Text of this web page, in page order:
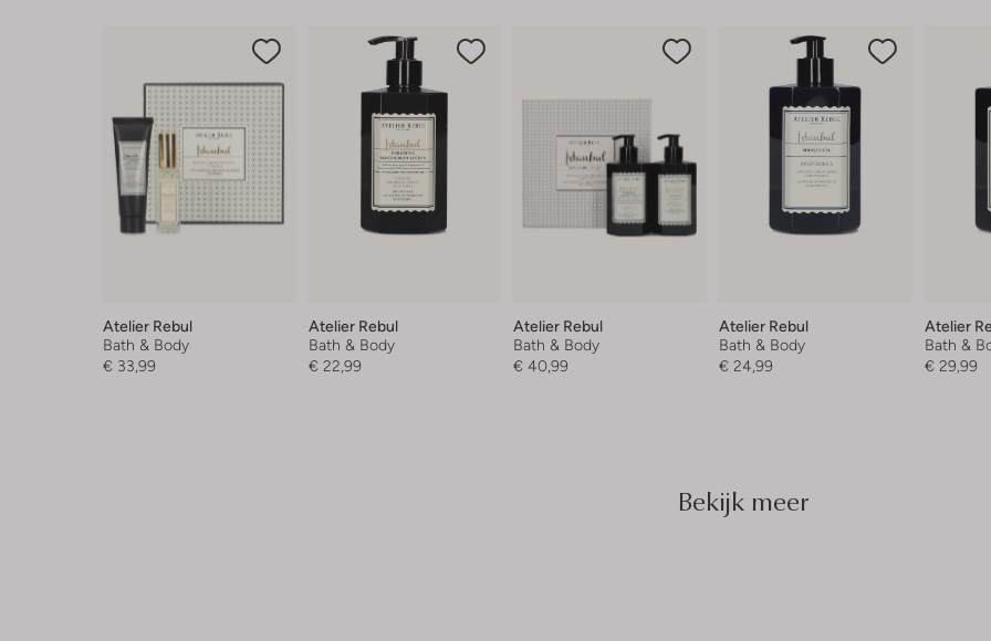
Atelier Rebul
Bath & Body
€ 33,99
Atelier Rebul
Bath & Body
€ 22,99
Atelier Rebul
Bath & Body
€ 40,99
Atelier Rebul
Bath & Body
€ 24,99
Atelier
Bath &
€ 29,99
Bekijk meer